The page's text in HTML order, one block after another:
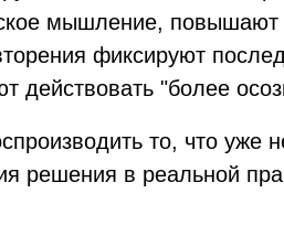
мышление, повышают
фиксируют
действовать "более
то, что
решения в реальной